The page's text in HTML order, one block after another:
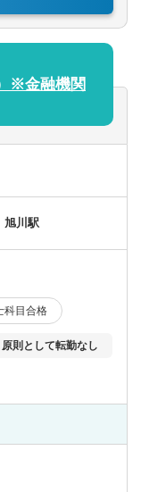
ほか
※金融機関
旭川駅
科目合格
原則として転勤なし